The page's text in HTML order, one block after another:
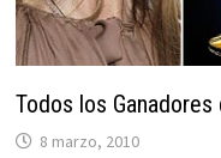
Todos los
8 marzo, 2010